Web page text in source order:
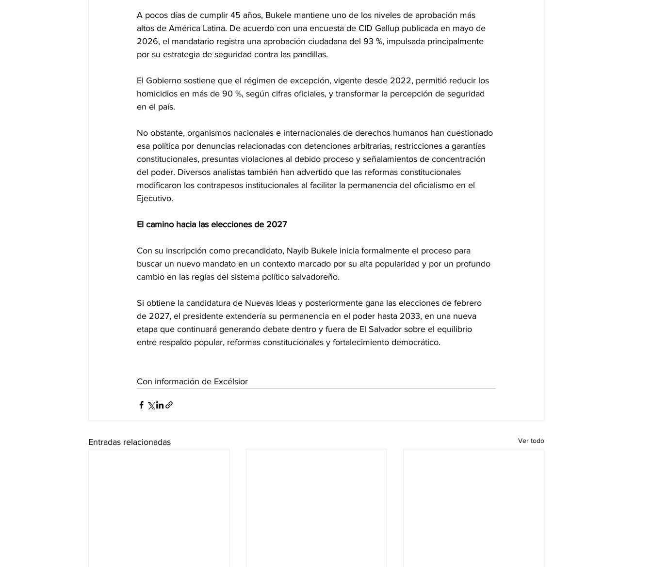
A pocos días de cumplir 45 años, Bukele mantiene uno de los niveles de aprobación más
altos de América Latina. De acuerdo con una encuesta de CID Gallup publicada en mayo de
2026, el mandatario registra una aprobación ciudadana del 93 %, impulsada principalmente
por su estrategia de seguridad contra las pandillas.
El Gobierno sostiene que el régimen de excepción, vigente desde 2022, permitió reducir los
homicidios en más de 90 %, según cifras oficiales, y transformar la percepción de seguridad
en el país.
No obstante, organismos nacionales e internacionales de derechos humanos han cuestionado
esa política por denuncias relacionadas con detenciones arbitrarias, restricciones a garantías
constitucionales, presuntas violaciones al debido proceso y señalamientos de concentración
del poder. Diversos analistas también han advertido que las reformas constitucionales
modificaron los contrapesos institucionales al facilitar la permanencia del oficialismo en el
Ejecutivo.
El camino hacia las elecciones de 2027
Con su inscripción como precandidato, Nayib Bukele inicia formalmente el proceso para
buscar un nuevo mandato en un contexto marcado por su alta popularidad y por un profundo
cambio en las reglas del sistema político salvadoreño.
Si obtiene la candidatura de Nuevas Ideas y posteriormente gana las elecciones de febrero
de 2027, el presidente extendería su permanencia en el poder hasta 2033, en una nueva
etapa que continuará generando debate dentro y fuera de El Salvador sobre el equilibrio
entre respaldo popular, reformas constitucionales y fortalecimiento democrático.
Con información de Excélsior
Entradas relacionadas Ver todo